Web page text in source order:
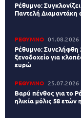
Ρέθυμνο:
Παντελή Διαμαντάκη
ΡΕΘΥΜΝΟ 01.08.2026
Ρέθυμνο: Συνελήφθη
ξενοδοχείο για
ευρώ
ΡΕΘΥΜΝΟ 25.07.2026
Βαρύ πένθος για το
ηλικία μόλις 58